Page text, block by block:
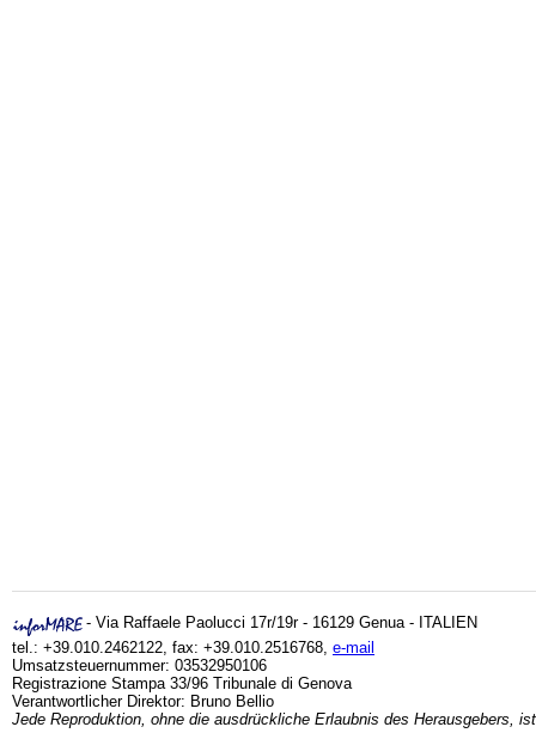
- Via Raffaele Paolucci 17r/19r - 16129 Genua - ITALIEN
tel.: +39.010.2462122, fax: +39.010.2516768, e-mail
Umsatzsteuernummer: 03532950106
Registrazione Stampa 33/96 Tribunale di Genova
Verantwortlicher Direktor: Bruno Bellio
Jede Reproduktion, ohne die ausdrückliche Erlaubnis des Herausgebers,